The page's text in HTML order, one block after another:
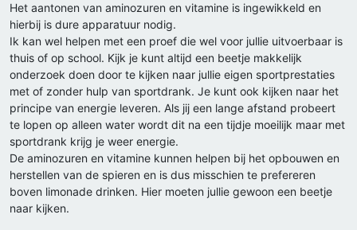
Het aantonen van aminozuren en vitamine is ingewikkeld en
hierbij is dure apparatuur nodig.
Ik kan wel helpen met een proef die wel voor jullie uitvoerbaar is
thuis of op school. Kijk je kunt altijd een beetje makkelijk
onderzoek doen door te kijken naar jullie eigen sportprestaties
met of zonder hulp van sportdrank. Je kunt ook kijken naar het
principe van energie leveren. Als jij een lange afstand probeert
te lopen op alleen water wordt dit na een tijdje moeilijk maar met
sportdrank krijg je weer energie.
De aminozuren en vitamine kunnen helpen bij het opbouwen en
herstellen van de spieren en is dus misschien te prefereren
boven limonade drinken. Hier moeten jullie gewoon een beetje
naar kijken.